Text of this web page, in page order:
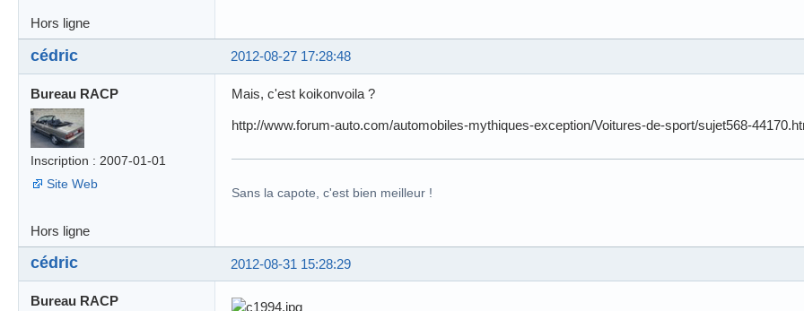
Hors ligne
2012-08-27 17:28:48
cédric
Bureau RACP
Inscription : 2007-01-01
Site Web
Mais, c'est koikonvoila ?
http://www.forum-auto.com/automobiles-mythiques-exception/Voitures-de-sport/sujet568-
Sans la capote, c'est bien meilleur !
Hors ligne
2012-08-31 15:28:29
cédric
Bureau RACP